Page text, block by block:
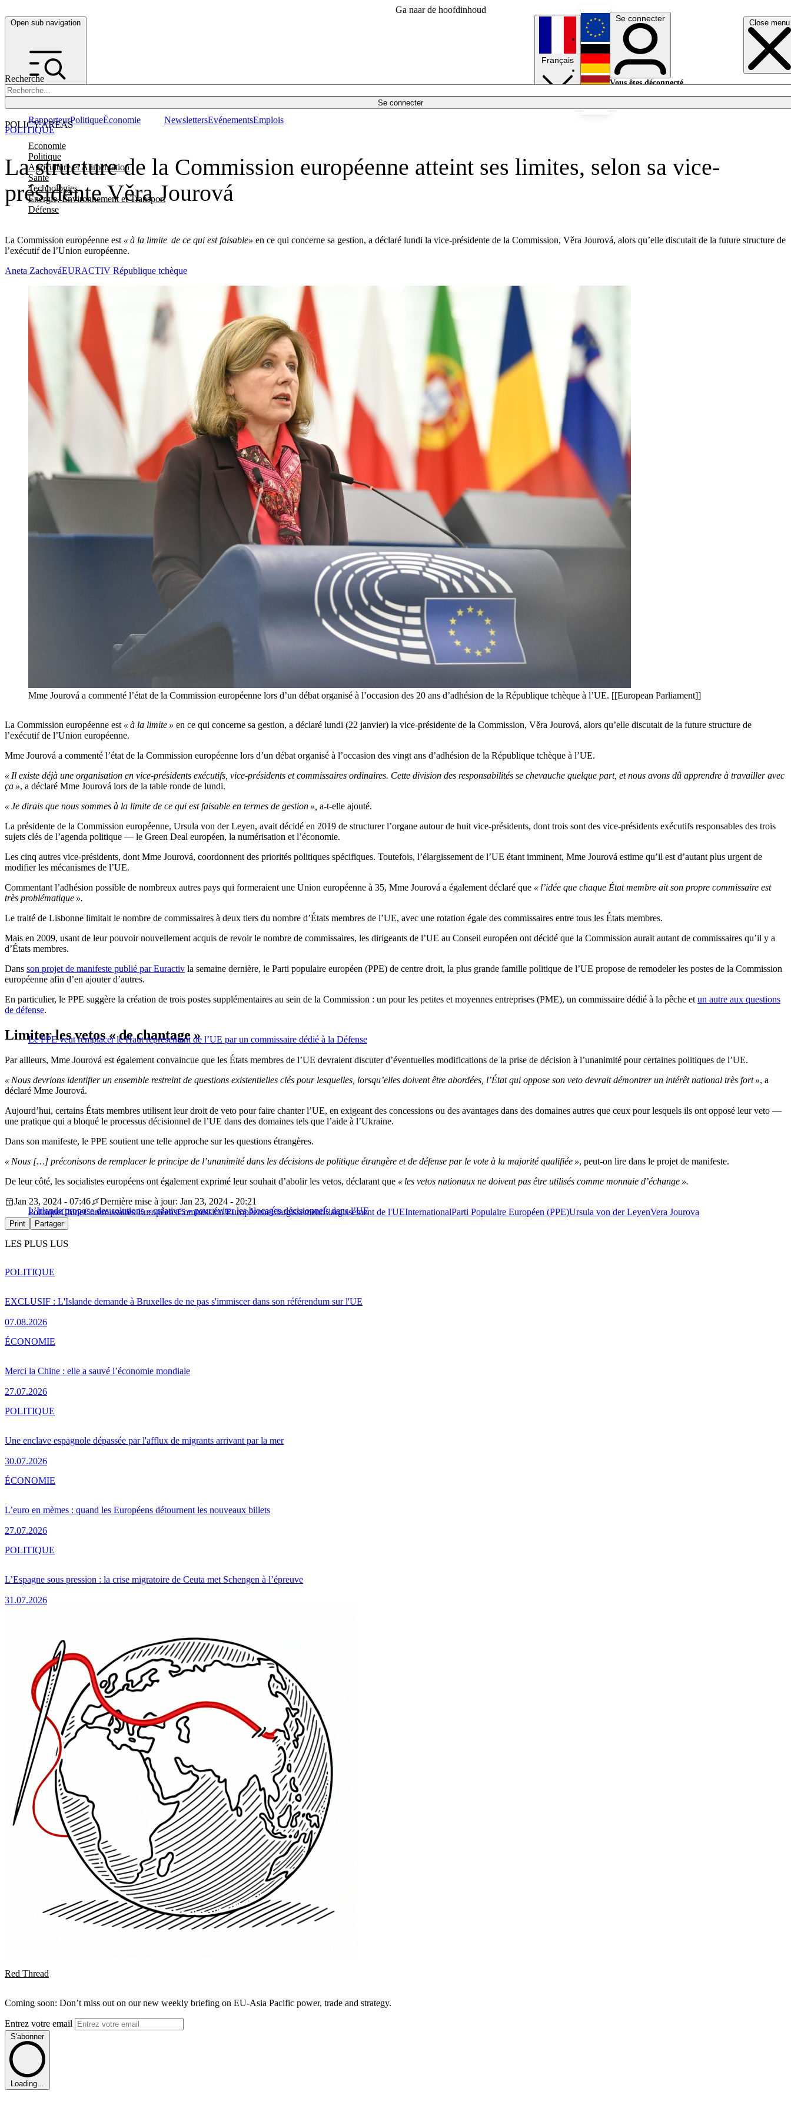
Ga naar de hoofdinhoud
Open sub navigation Close menu
Recherche
Se connecter
POLICY AREAS
Economie
Politique
Agriculture et Alimentation
Santé
Technologies
Energie, Environnement et Transport
Défense
RapporteurPolitiqueÉconomie NewslettersEvénementsEmplois
Français
English
Deutsch
Se connecter
Vous êtes déconnecté.
La structure de la Commission européenne atteint ses limites, selon sa vice-
présidente Věra Jourová
La Commission européenne est « à la limite de ce qui est faisable» en ce qui concerne sa gestion, a déclaré lundi la vice-présidente de la Commission, Věra Jourová, alors qu’elle discutait de la future structure de
l’exécutif de l’Union européenne.
POLITIQUE
Aneta ZachováEURACTIV République tchèque
Mme Jourová a commenté l’état de la Commission européenne lors d’un débat organisé à l’occasion des 20 ans d’adhésion de la République tchèque à l’UE. [[European Parliament]]
La Commission européenne est « à la limite » en ce qui concerne sa gestion, a déclaré lundi (22 janvier) la vice-présidente de la Commission, Věra Jourová, alors qu’elle discutait de la future structure de
l’exécutif de l’Union européenne.
Mme Jourová a commenté l’état de la Commission européenne lors d’un débat organisé à l’occasion des vingt ans d’adhésion de la République tchèque à l’UE.
« Il existe déjà une organisation en vice-présidents exécutifs, vice-présidents et commissaires ordinaires. Cette division des responsabilités se chevauche quelque part, et nous avons dû apprendre à travailler avec
ça », a déclaré Mme Jourová lors de la table ronde de lundi.
« Je dirais que nous sommes à la limite de ce qui est faisable en termes de gestion », a-t-elle ajouté.
La présidente de la Commission européenne, Ursula von der Leyen, avait décidé en 2019 de structurer l’organe autour de huit vice-présidents, dont trois sont des vice-présidents exécutifs responsables des trois
sujets clés de l’agenda politique — le Green Deal européen, la numérisation et l’économie.
Les cinq autres vice-présidents, dont Mme Jourová, coordonnent des priorités politiques spécifiques. Toutefois, l’élargissement de l’UE étant imminent, Mme Jourová estime qu’il est d’autant plus urgent de
modifier les mécanismes de l’UE.
Commentant l’adhésion possible de nombreux autres pays qui formeraient une Union européenne à 35, Mme Jourová a également déclaré que « l’idée que chaque État membre ait son propre commissaire est
très problématique ».
Le traité de Lisbonne limitait le nombre de commissaires à deux tiers du nombre d’États membres de l’UE, avec une rotation égale des commissaires entre tous les États membres.
Mais en 2009, usant de leur pouvoir nouvellement acquis de revoir le nombre de commissaires, les dirigeants de l’UE au Conseil européen ont décidé que la Commission aurait autant de commissaires qu’il y a
d’États membres.
Dans son projet de manifeste publié par Euractiv la semaine dernière, le Parti populaire européen (PPE) de centre droit, la plus grande famille politique de l’UE propose de remodeler les postes de la Commission
européenne afin d’en ajouter d’autres.
En particulier, le PPE suggère la création de trois postes supplémentaires au sein de la Commission : un pour les petites et moyennes entreprises (PME), un commissaire dédié à la pêche et un autre aux questions
de défense.
Le PPE veut remplacer le Haut représentant de l’UE par un commissaire dédié à la Défense
Limiter les vetos « de chantage »
Par ailleurs, Mme Jourová est également convaincue que les États membres de l’UE devraient discuter d’éventuelles modifications de la prise de décision à l’unanimité pour certaines politiques de l’UE.
« Nous devrions identifier un ensemble restreint de questions existentielles clés pour lesquelles, lorsqu’elles doivent être abordées, l’État qui oppose son veto devrait démontrer un intérêt national très fort », a
déclaré Mme Jourová.
Aujourd’hui, certains États membres utilisent leur droit de veto pour faire chanter l’UE, en exigeant des concessions ou des avantages dans des domaines autres que ceux pour lesquels ils ont opposé leur veto —
une pratique qui a bloqué le processus décisionnel de l’UE dans des domaines tels que l’aide à l’Ukraine.
Dans son manifeste, le PPE soutient une telle approche sur les questions étrangères.
« Nous […] préconisons de remplacer le principe de l’unanimité dans les décisions de politique étrangère et de défense par le vote à la majorité qualifiée », peut-on lire dans le projet de manifeste.
De leur côté, les socialistes européens ont également exprimé leur souhait d’abolir les vetos, déclarant que « les vetos nationaux ne doivent pas être utilisés comme monnaie d’échange ».
L’Irlande propose des solutions « créatives » pour éviter les blocages décisionnels dans l’UE
Jan 23, 2024 - 07:46
Dernière mise à jour: Jan 23, 2024 - 20:21
PolitiqueChineCommissaires EuropéensCommission EuropéenneÉlargissementÉlargissement de l'UEInternationalParti Populaire Européen (PPE)Ursula von der LeyenVera Jourova
Print Partager
LES PLUS LUS
EXCLUSIF : L'Islande demande à Bruxelles de ne pas s'immiscer dans son référendum sur l'UE
07.08.2026
POLITIQUE
Merci la Chine : elle a sauvé l’économie mondiale
27.07.2026
ÉCONOMIE
Une enclave espagnole dépassée par l'afflux de migrants arrivant par la mer
30.07.2026
POLITIQUE
L’euro en mèmes : quand les Européens détournent les nouveaux billets
27.07.2026
ÉCONOMIE
L’Espagne sous pression : la crise migratoire de Ceuta met Schengen à l’épreuve
31.07.2026
POLITIQUE
Red Thread
Coming soon: Don’t miss out on our new weekly briefing on EU-Asia Pacific power, trade and strategy.
Entrez votre email
S'abonner
Loading...